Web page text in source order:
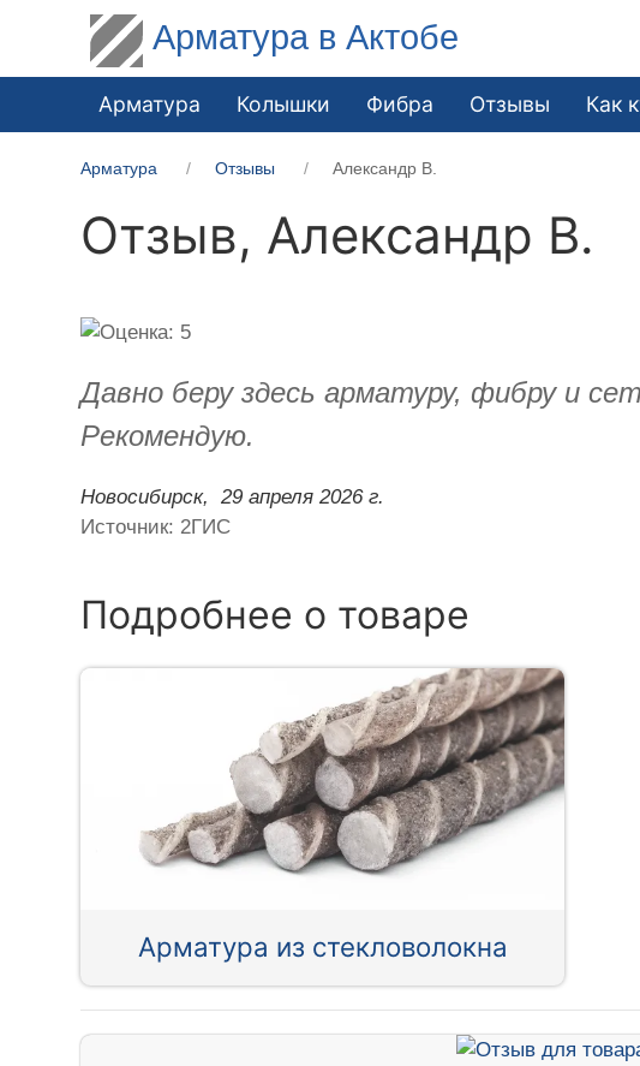
Арматура в Актобе
Арматура Колышки Фибра Отзывы Как
Арматура Отзывы Александр В.
Отзыв, Александр В.
Давно беру здесь арматуру, фибру и
Рекомендую.
Новосибирск,
29 апреля 2026 г.
Источник: 2ГИС
Подробнее о товаре
Арматура из стекловолокна